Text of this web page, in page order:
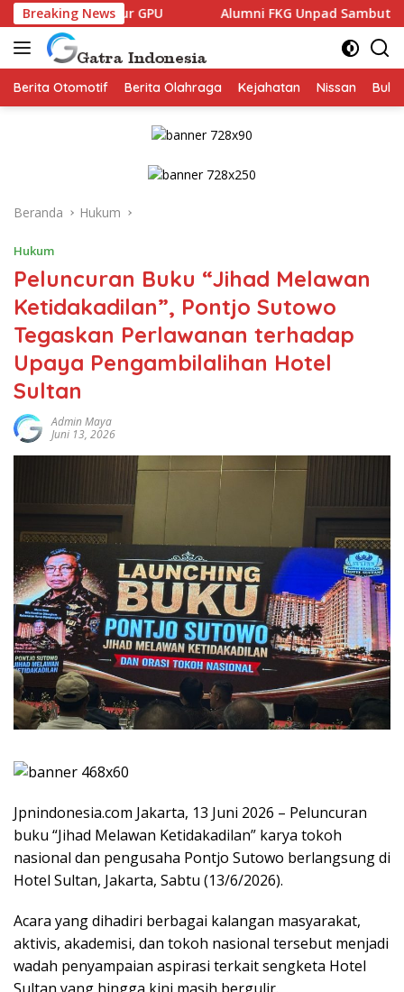
Langsung
ke
konten
Breaking News
GPU Alumni FKG Unpad Sambut Positif Family
Berita Otomotif Berita Olahraga Kejahatan Nissan
Beranda Hukum
Hukum
Peluncuran Buku “Jihad Melawan
Ketidakadilan”, Pontjo Sutowo
Tegaskan Perlawanan terhadap
Upaya Pengambilalihan Hotel
Sultan
Admin Maya
Juni 13, 2026
Jpnindonesia.com Jakarta, 13 Juni 2026 – Peluncuran
buku “Jihad Melawan Ketidakadilan” karya tokoh
nasional dan pengusaha Pontjo Sutowo berlangsung di
Hotel Sultan, Jakarta, Sabtu (13/6/2026).
Acara yang dihadiri berbagai kalangan masyarakat,
aktivis, akademisi, dan tokoh nasional tersebut menjadi
wadah penyampaian aspirasi terkait sengketa Hotel